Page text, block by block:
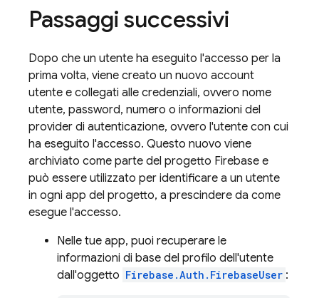
Passaggi successivi
Dopo che un utente ha eseguito l'accesso per la
prima volta, viene creato un nuovo account
utente e collegati alle credenziali, ovvero nome
utente, password, numero o informazioni del
provider di autenticazione, ovvero l'utente con cui
ha eseguito l'accesso. Questo nuovo viene
archiviato come parte del progetto Firebase e
può essere utilizzato per identificare a un utente
in ogni app del progetto, a prescindere da come
esegue l'accesso.
Nelle tue app, puoi recuperare le
informazioni di base del profilo dell'utente
dall'oggetto Firebase.Auth.FirebaseUser :